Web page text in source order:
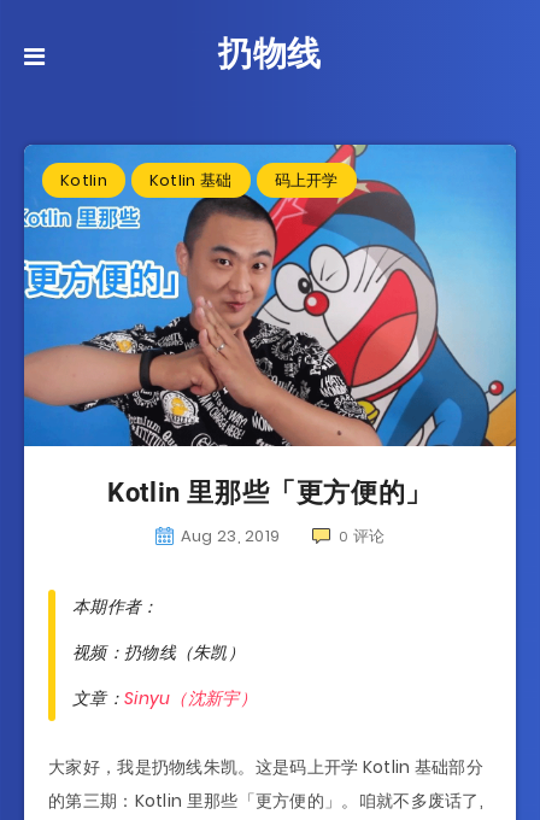
扔物线
Kotlin Kotlin 基础 码上开学
Kotlin 里那些「更方便的」
Aug 23, 2019 0 评论
本期作者：
视频：扔物线（朱凯）
文章： Sinyu（沈新宇）
大家好，我是扔物线朱凯。这是码上开学 Kotlin 基础部分
的第三期：Kotlin 里那些「更方便的」。咱就不多废话了,